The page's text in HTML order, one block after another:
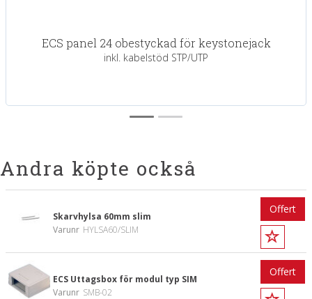
ECS panel 24 obestyckad för keystonejack
inkl. kabelstöd STP/UTP
Andra köpte också
Skarvhylsa 60mm slim
Varunr HYLSA60/SLIM
Offert
ECS Uttagsbox för modul typ SIM
Varunr SMB-02
Offert